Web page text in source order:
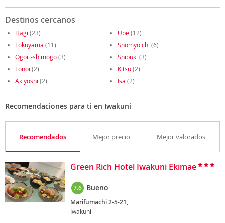
Destinos cercanos
Hagi (23) Ube(12)
Tokuyama (11) Shomyoichi (6)
Ogori-shimogo(3) Shibuki (3)
Tonoi (2) Kitsu(2)
Akiyoshi (2) Isa (2)
Recomendaciones para ti en Iwakuni
Recomendados Mejor precio Mejor valorados
Green Rich Hotel Iwakuni Ekimae
7.6 Bueno
Marifumachi 2-5-21,
Iwakuni